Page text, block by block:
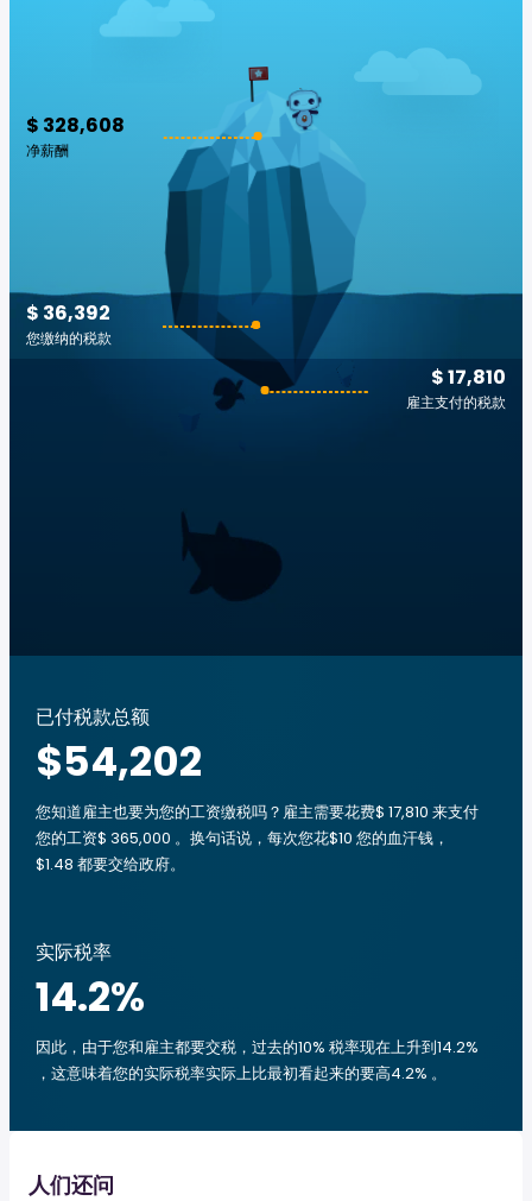
$ 328,608
净薪酬
$ 17,810
雇主支付的税款
$ 36,392
您缴纳的税款
已付税款总额
$54,202
您知道雇主也要为您的工资缴税吗？雇主需要花费$ 17,810 来支付
您的工资$ 365,000 。换句话说，每次您花$10 您的血汗钱，
$1.48 都要交给政府。
实际税率
14.2%
因此，由于您和雇主都要交税，过去的10% 税率现在上升到14.2%
，这意味着您的实际税率实际上比最初看起来的要高4.2% 。
人们还问